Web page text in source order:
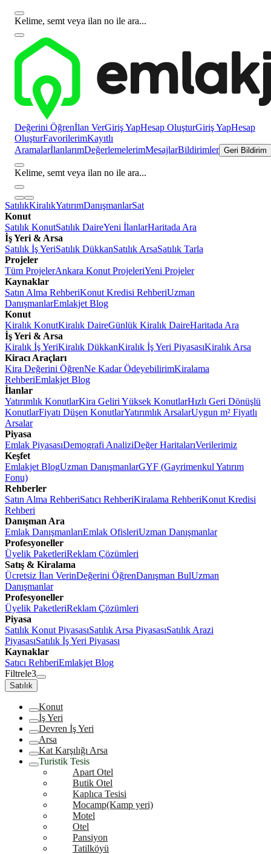
Kelime, semt veya ilan no ile ara...
Değerini Öğrenİlan VerGiriş YapHesap OluşturGiriş YapHesap
OluşturFavorilerimKayıtlı
AramalarİlanlarımDeğerlemelerimMesajlarBildirimler Geri Bildirim
Kelime, semt veya ilan no ile ara...
SatılıkKiralıkYatırımDanışmanlarSat
Konut
Satılık KonutSatılık DaireYeni İlanlarHaritada Ara
İş Yeri & Arsa
Satılık İş YeriSatılık DükkanSatılık ArsaSatılık Tarla
Projeler
Tüm ProjelerAnkara Konut ProjeleriYeni Projeler
Kaynaklar
Satın Alma RehberiKonut Kredisi RehberiUzman
DanışmanlarEmlakjet Blog
Konut
Kiralık KonutKiralık DaireGünlük Kiralık DaireHaritada Ara
İş Yeri & Arsa
Kiralık İş YeriKiralık DükkanKiralık İş Yeri PiyasasıKiralık Arsa
Kiracı Araçları
Kira Değerini ÖğrenNe Kadar ÖdeyebilirimKiralama
RehberiEmlakjet Blog
İlanlar
Yatırımlık KonutlarKira Geliri Yüksek KonutlarHızlı Geri Dönüşlü
KonutlarFiyatı Düşen KonutlarYatırımlık ArsalarUygun m² Fiyatlı
Arsalar
Piyasa
Emlak PiyasasıDemografi AnaliziDeğer HaritalarıVerilerimiz
Keşfet
Emlakjet BlogUzman DanışmanlarGYF (Gayrimenkul Yatırım
Fonu)
Rehberler
Satın Alma RehberiSatıcı RehberiKiralama RehberiKonut Kredisi
Rehberi
Danışman Ara
Emlak DanışmanlarıEmlak OfisleriUzman Danışmanlar
Profesyoneller
Üyelik PaketleriReklam Çözümleri
Satış & Kiralama
Ücretsiz İlan VerinDeğerini ÖğrenDanışman BulUzman
Danışmanlar
Profesyoneller
Üyelik PaketleriReklam Çözümleri
Piyasa
Satılık Konut PiyasasıSatılık Arsa PiyasasıSatılık Arazi
PiyasasıSatılık İş Yeri Piyasası
Kaynaklar
Satıcı RehberiEmlakjet Blog
Filtrele3
Satılık
Konut
İş Yeri
Devren İş Yeri
Arsa
Kat Karşılığı Arsa
Turistik Tesis
Apart Otel
Butik Otel
Kaplıca Tesisi
Mocamp(Kamp yeri)
Motel
Otel
Pansiyon
Tatilköyü